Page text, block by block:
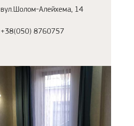
вул.Шолом-Алейхема, 14
+38(050) 8760757